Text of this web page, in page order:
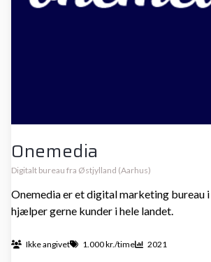
Onemedia
Digitalt bureau fra Østjylland (Aarhus)
Onemedia er et digital marketing bureau i
hjælper gerne kunder i hele landet.
Ikke angivet 1.000 kr./time 2021